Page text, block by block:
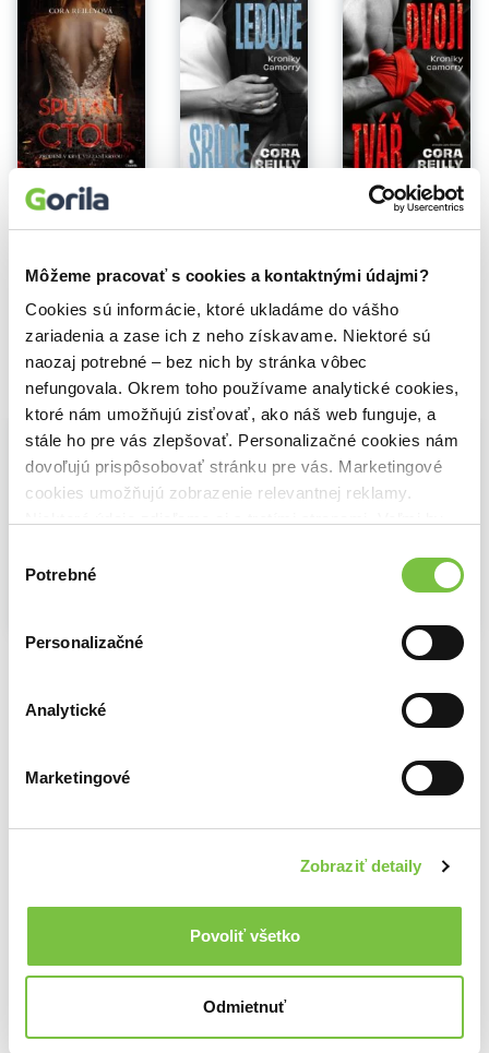
Môžeme pracovať s cookies a kontaktnými údajmi?
Cookies sú informácie, ktoré ukladáme do vášho
zariadenia a zase ich z neho získavame. Niektoré sú
naozaj potrebné – bez nich by stránka vôbec
nefungovala. Okrem toho používame analytické cookies,
ktoré nám umožňujú zisťovať, ako náš web funguje, a
stále ho pre vás zlepšovať. Personalizačné cookies nám
dovoľujú prispôsobovať stránku pre vás. Marketingové
cookies umožňujú zobrazenie relevantnej reklamy.
cookies.
súhlasu
Potrebné
Personalizačné
Analytické
Marketingové
Zobraziť detaily
Povoliť všetko
Odmietnuť
14,54€
Ledové srdce
14,04€
Dvojí tvář
14,04€
Vybrané pre teba
Dvojí tvář
14,04€
Ledové srdce
14,04€
Ďalšie z kategórie Erotické knihy
Viac z tejto kategórie